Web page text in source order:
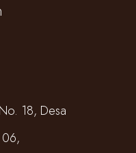
18, Desa